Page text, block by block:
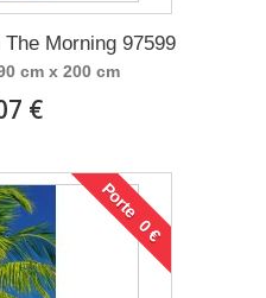
Morning 97599
cm x 200 cm
€
Porte 0 €